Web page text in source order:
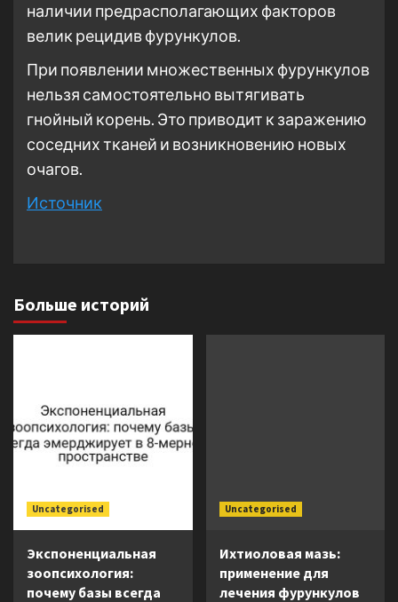
наличии предрасполагающих факторов
велик рецидив фурункулов.
При появлении множественных фурункулов
нельзя самостоятельно вытягивать
гнойный корень. Это приводит к заражению
соседних тканей и возникновению новых
очагов.
Источник
Больше историй
Uncategorised
Экспоненциальная
зоопсихология:
почему базы всегда
Uncategorised
Ихтиоловая мазь:
применение для
лечения фурункулов